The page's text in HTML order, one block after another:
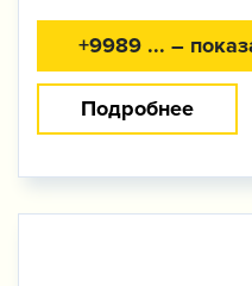
+9989 ... –
Подробнее